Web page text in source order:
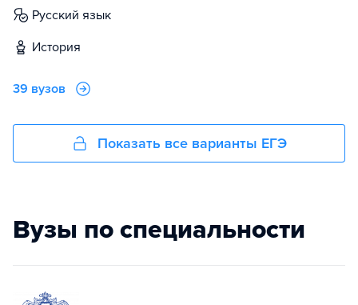
русский язык
история
39 вузов
Показать все варианты ЕГЭ
Вузы по специальности